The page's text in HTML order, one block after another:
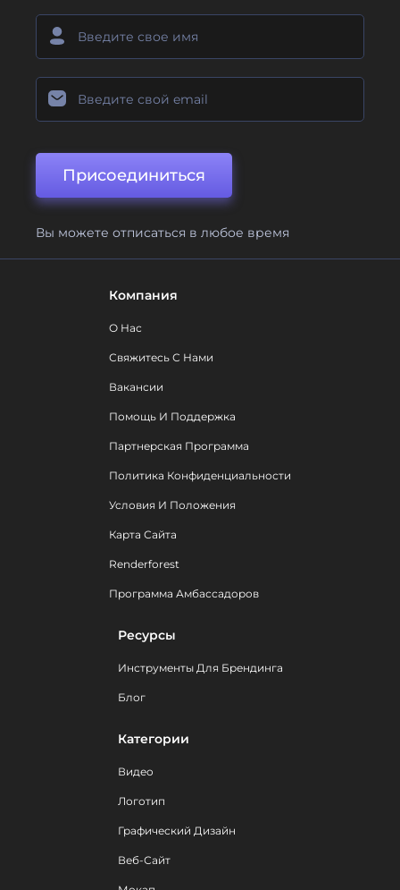
Присоединиться
Вы можете отписаться в любое время
Компания
О Нас
Свяжитесь С Нами
Вакансии
Помощь И Поддержка
Партнерская Программа
Политика Конфиденциальности
Условия И Положения
Карта Сайта
Renderforest
Программа Амбассадоров
Ресурсы
Инструменты Для Брендинга
Блог
Категории
Видео
Логотип
Графический Дизайн
Веб-Сайт